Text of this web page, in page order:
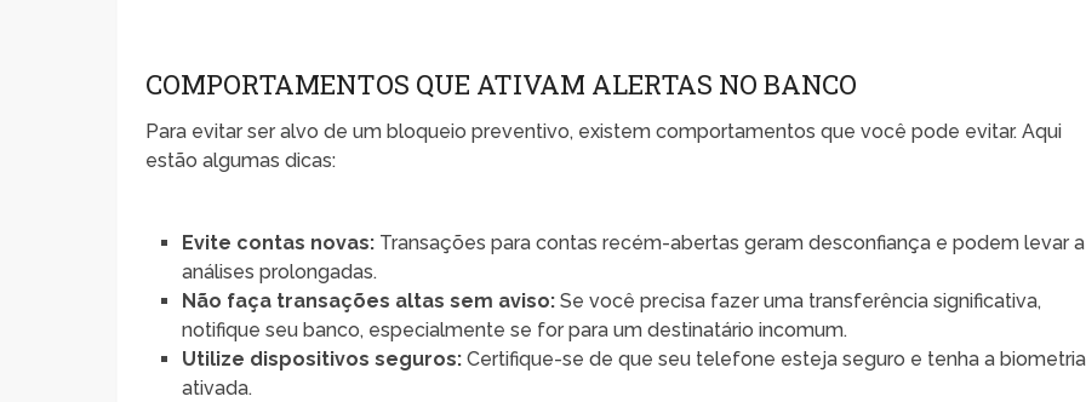
COMPORTAMENTOS QUE ATIVAM ALERTAS NO BANCO
Para evitar ser alvo de um bloqueio preventivo, existem comportamentos que você pode evitar. Aqui
estão algumas dicas:
Evite contas novas: Transações para contas recém-abertas geram desconfiança e podem levar a
análises prolongadas.
Não faça transações altas sem aviso: Se você precisa fazer uma transferência significativa,
notifique seu banco, especialmente se for para um destinatário incomum.
Utilize dispositivos seguros: Certifique-se de que seu telefone esteja seguro e tenha a biometria
ativada.